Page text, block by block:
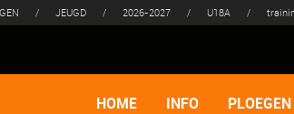
/ JEUGD / 2026-2027 / U18A /
HOME INFO PLOEGEN